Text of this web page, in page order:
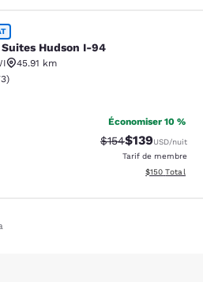
I-94
Hudson I-94
45.91 km
Exceptionnel. 1773 commentaires
)
Économiser 10 %
Tarif barré :
$154Tarif réduit :
$139USD/nuit
Tarif de membre
Afficher les
$150 Total